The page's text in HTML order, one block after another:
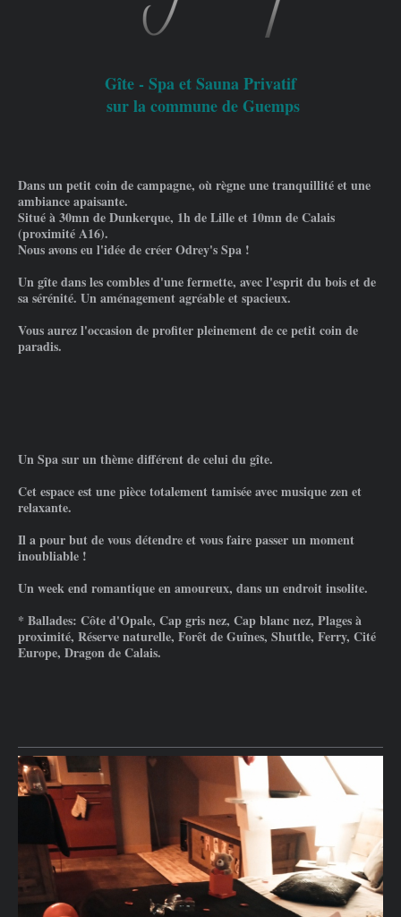
sur la commune de Guemps
Dans un petit coin de campagne, où règne une tranquillité et une
ambiance apaisante.
Situé à 30mn de Dunkerque, 1h de Lille et 10mn de Calais
(proximité A16).
Nous avons eu l'idée de créer Odrey's Spa !
Un gîte dans les combles d'une fermette, avec l'esprit du bois et de
sa sérénité. Un aménagement agréable et spacieux.
Vous aurez l'occasion de profiter pleinement de ce petit coin de
paradis.
Un Spa sur un thème différent de celui du gîte.​
Cet espace est une pièce totalement tamisée avec musique zen et
relaxante.
Il a pour but de vous détendre et vous faire passer un moment
inoubliable !
Un week end romantique en amoureux, dans un endroit insolite.
* Ballades: Côte d'Opale, Cap gris nez, Cap blanc nez, Plages à
proximité, Réserve naturelle, Forêt de Guînes, Shuttle, Ferry, Cité
Europe, Dragon de Calais.